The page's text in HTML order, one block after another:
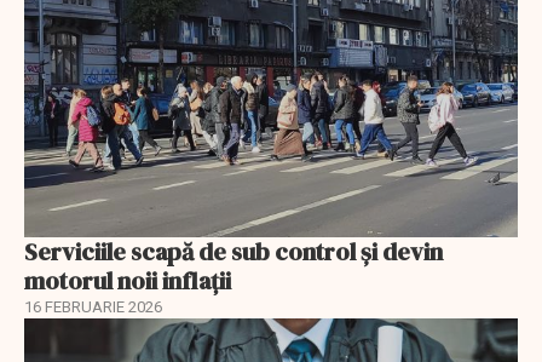
Serviciile scapă de sub control și devin
motorul noii inflații
16 FEBRUARIE 2026